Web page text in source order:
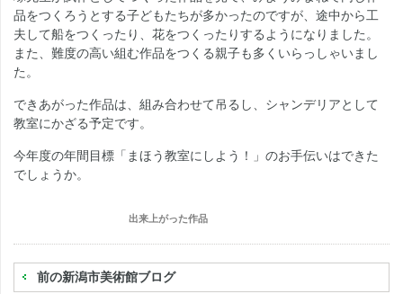
品をつくろうとする子どもたちが多かったのですが、途中から工
夫して船をつくったり、花をつくったりするようになりました。
また、難度の高い組む作品をつくる親子も多くいらっしゃいまし
た。
できあがった作品は、組み合わせて吊るし、シャンデリアとして
教室にかざる予定です。
今年度の年間目標「まほう教室にしよう！」のお手伝いはできた
でしょうか。
出来上がった作品
前の新潟市美術館ブログ